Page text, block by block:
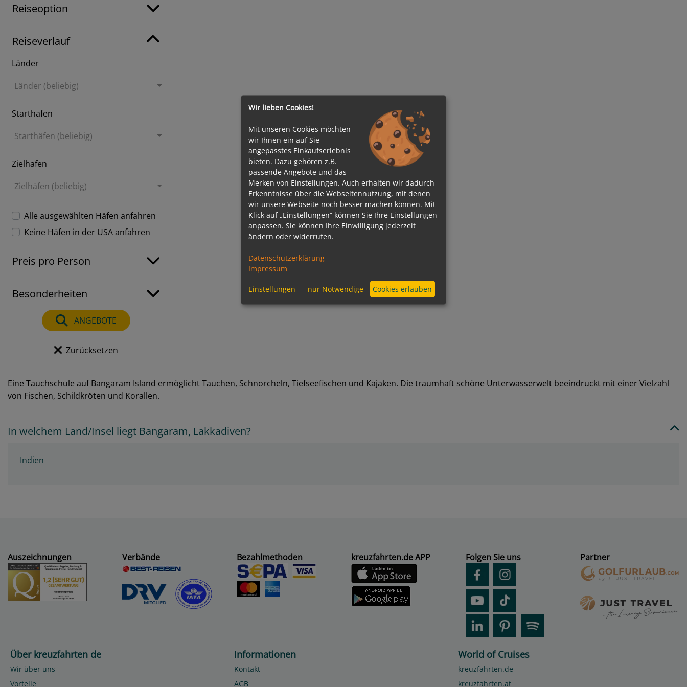
Reiseoption
Reiseverlauf
Länder
Länder (beliebig)
Starthafen
Starthäfen (beliebig)
Zielhafen
Zielhäfen (beliebig)
Alle ausgewählten Häfen anfahren
Keine Häfen in der USA anfahren
Preis pro Person
Besonderheiten
ANGEBOTE
Zurücksetzen
Eine Tauchschule auf Bangaram Island ermöglicht Tauchen, Schnorcheln, Tiefseefischen und Kajaken. Die traumhaft schöne Unterwasserwelt beeindruckt mit einer Vielzahl
von Fischen, Schildkröten und Korallen.
In welchem Land/Insel liegt Bangaram, Lakkadiven?
Indien
Auszeichnungen Verbände Bezahlmethoden kreuzfahrten.de APP Folgen Sie uns Partner
Über kreuzfahrten de
Wir über uns
Vorteile
Informationen
Kontakt
AGB
World of Cruises
kreuzfahrten.de
kreuzfahrten.at
Wir lieben Cookies!
Mit unseren Cookies möchten
wir Ihnen ein auf Sie
angepasstes Einkaufserlebnis
bieten. Dazu gehören z.B.
passende Angebote und das
Merken von Einstellungen. Auch erhalten wir dadurch
Erkenntnisse über die Webseitennutzung, mit denen
wir unsere Webseite noch besser machen können. Mit
Klick auf „Einstellungen“ können Sie Ihre Einstellungen
anpassen. Sie können Ihre Einwilligung jederzeit
ändern oder widerrufen.
Datenschutzerklärung
Impressum
Einstellungen nur Notwendige Cookies erlauben